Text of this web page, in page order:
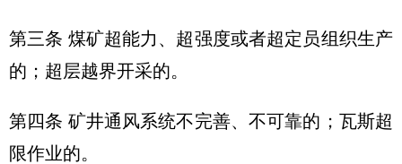
第三条 煤矿超能力、超强度或者超定员组织生产
的；超层越界开采的。
第四条 矿井通风系统不完善、不可靠的；瓦斯超
限作业的。